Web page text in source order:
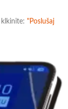
klkinite: "Poslušaj